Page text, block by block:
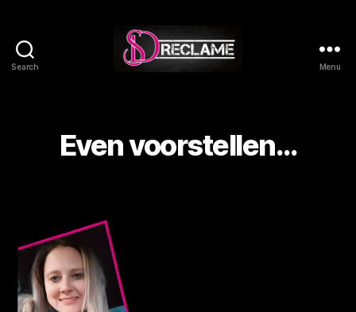
Search Menu
Even voorstellen…